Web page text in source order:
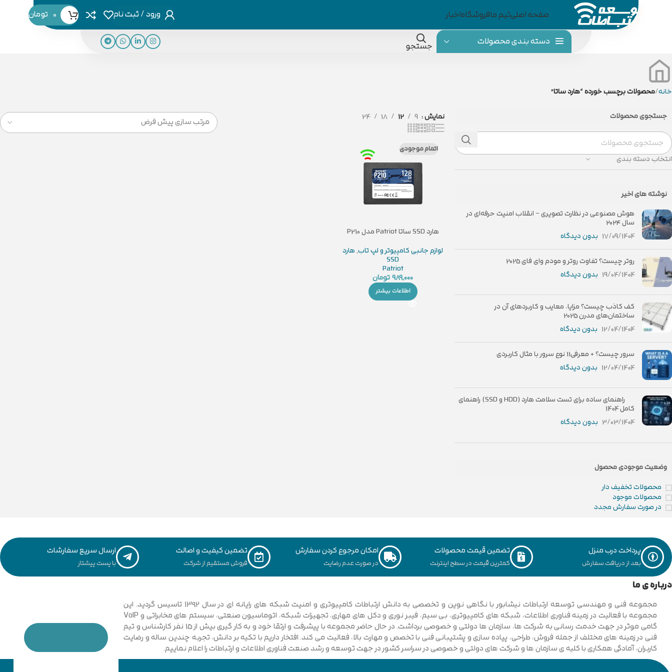
صفحه اصلیتیم مافروشگاهاخبار ورود / ثبت نام 0 تومان
دسته بندی محصولات
جستجو
خانه محصولات برچسب خورده “هارد ساتا”
جستجوی محصولات
انتخاب دسته بندی
نوشته های اخیر
هوش مصنوعی در نظارت تصویری – انقلاب امنیت حرفه‌ای در
سال ۲۰۲۴
17/09/1404 بدون دیدگاه
روتر چیست؟ تفاوت روتر و مودم وای فای 2025
19/04/1404 بدون دیدگاه
کف کاذب چیست؟ مزایا، معایب و کاربردهای آن در
ساختمان‌های مدرن 2025
12/04/1404 بدون دیدگاه
سرور چیست؟ + معرفی11 نوع سرور با مثال کاربردی
12/04/1404 بدون دیدگاه
راهنمای ساده برای تست سلامت هارد (HDD و SSD) راهنمای
کامل 1404
3/03/1404 بدون دیدگاه
وضعیت موجودی محصول
محصولات تخفیف دار
محصولات موجود
در صورت سفارش مجدد
نمایش 9
12
18
24
اتمام موجودی
هارد SSD ساتا Patriot مدل P210
لوازم جانبی کامپیوتر و لپ تاب,هارد
SSD
Patriot
989,000تومان
اطلاعات بیشتر
پرداخت درب منزل
بعد از دریافت سفارش
تضمین قیمت محصولات
کمترین قیمت در سطح اینترنت
امکان مرجوع کردن سفارش
در صورت عدم رضایت
تضمین کیفیت و اصالت
فروش مستقیم از شرکت
ارسال سریع سفارشات
با پست پیشتاز
درباره ی ما
مجموعه فنی و مهندسی توسعه ارتباطات نیشابور با نگاهی نوین و تخصصی به دانش ارتباطات کامپیوتری و امنیت شبکه های رایانه ای در سال 1392 تاسیس گردید. این
مجموعه با فعالیت در زمینه فناوری اطلاعات، شبکه های کامپیوتری، بی سیم، فیبر نوری و دکل های مهاری، تجهیزات شبکه، اتوماسیون صنعتی، سیستم های مخابراتی و VoIP
گامی موثر در جهت خدمت رسانی به شرکت ها، سازمان ها دولتی و خصوصی برداشت. در حال حاضر مجموعه با پیشرفت و ارتقا خود و به کار گیری بیش از 15 نفر کارشناس و تیم
فنی در زمینه های مختلف از جمله فروش، طراحی، پیاده سازی و پشتیبانی فنی با تخصص و مهارت بالا، فعالیت می کند. افتخار داریم با تکیه بر دانش، تجربه چندین ساله و رضایت
کاربران، آمادگی همکاری با کلیه ی سازمان ها و شرکت های دولتی و خصوصی در سراسر کشور در جهت توسعه و رشد صنعت فناوری اطلاعات و ارتباطات را اعلام نماییم.